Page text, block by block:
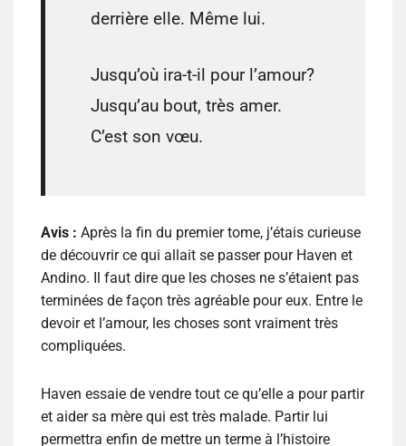
derrière elle. Même lui.
Jusqu’où ira-t-il pour l’amour?
Jusqu’au bout, très amer.
C’est son vœu.
Avis : Après la fin du premier tome, j’étais curieuse
de découvrir ce qui allait se passer pour Haven et
Andino. Il faut dire que les choses ne s’étaient pas
terminées de façon très agréable pour eux. Entre le
devoir et l’amour, les choses sont vraiment très
compliquées.
Haven essaie de vendre tout ce qu’elle a pour partir
et aider sa mère qui est très malade. Partir lui
permettra enfin de mettre un terme à l’histoire